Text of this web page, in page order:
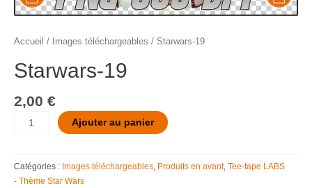
Accueil / Images téléchargeables / Starwars-19
Starwars-19
2,00 €
Ajouter au panier
Catégories : Images téléchargeables Produits en avant, Tee-tape LABS
- Thème Star Wars